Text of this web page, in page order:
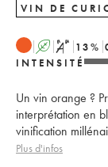
VIN DE
A S 13%
INTENSITÉ
Un vin orange ?
interprétation en
vinification
Plus d'infos